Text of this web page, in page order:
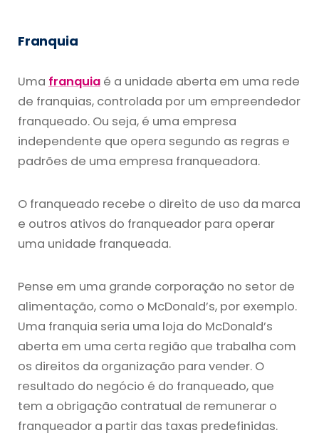
Franquia
Uma franquia é a unidade aberta em uma rede
de franquias, controlada por um empreendedor
franqueado. Ou seja, é uma empresa
independente que opera segundo as regras e
padrões de uma empresa franqueadora.
O franqueado recebe o direito de uso da marca
e outros ativos do franqueador para operar
uma unidade franqueada.
Pense em uma grande corporação no setor de
alimentação, como o McDonald’s, por exemplo.
Uma franquia seria uma loja do McDonald’s
aberta em uma certa região que trabalha com
os direitos da organização para vender. O
resultado do negócio é do franqueado, que
tem a obrigação contratual de remunerar o
franqueador a partir das taxas predefinidas.